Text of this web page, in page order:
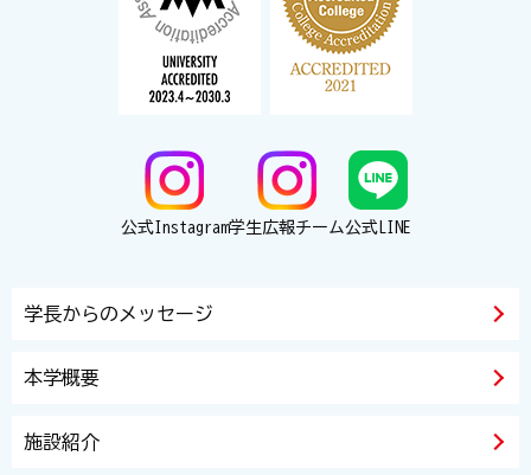
公式Instagram学生広報チーム公式LINE
学長からのメッセージ
本学概要
施設紹介